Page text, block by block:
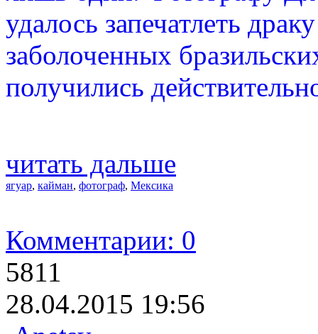
удалось запечатлеть
заболоченных
получились
читать дальше
ягуар, кайман, фотограф, Мексика
Комментарии: 0
5811
28.04.2015 19:56